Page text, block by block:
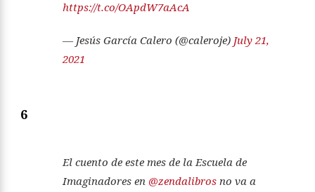
https://t.co/OApdW7aAcA
— Jesús García Calero (@caleroje) July 21,
2021
6
El cuento de este mes de la Escuela de
Imaginadores en @zendalibros no va a